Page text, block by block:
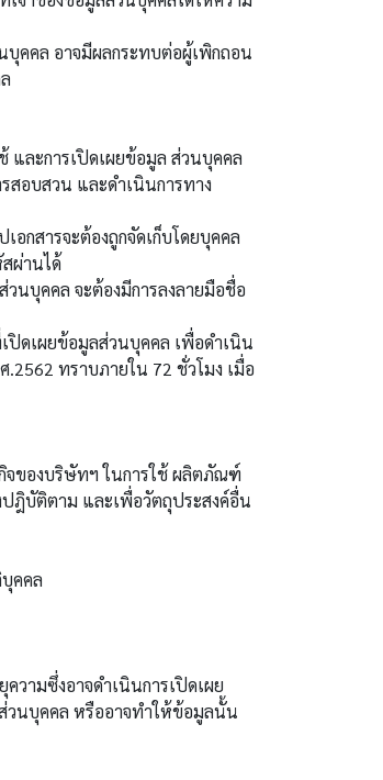
คคล อาจมีผลกระทบต่อผู้เพิกถอน
ละการเปิดเผยข้อมูล ส่วนบุคคล
สอบสวน และดำเนินการทาง
กสารจะต้องถูกจัดเก็บโดยบุคคล
ผ่านได้
นบุคคล จะต้องมีการลงลายมือชื่อ
ดเผยข้อมูลส่วนบุคคล เพื่อดำเนิน
ทราบภายใน 72 ชั่วโมง เมื่อ
ของบริษัทฯ ในการใช้ ผลิตภัณฑ์
ฎิบัติตาม และเพื่อวัตถุประสงค์อื่น
คคล
วามซึ่งอาจดำเนินการเปิดเผย
วนบุคคล หรืออาจทำให้ข้อมูลนั้น